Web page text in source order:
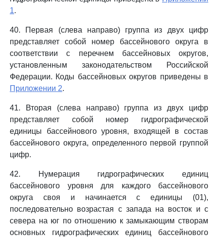
1.
40. Первая (слева направо) группа из двух цифр
представляет собой номер бассейнового округа в
соответствии с перечнем бассейновых округов,
установленным законодательством Российской
Федерации. Коды бассейновых округов приведены в
Приложении 2.
41. Вторая (слева направо) группа из двух цифр
представляет собой номер гидрографической
единицы бассейнового уровня, входящей в состав
бассейнового округа, определенного первой группой
цифр.
42. Нумерация гидрографических единиц
бассейнового уровня для каждого бассейнового
округа своя и начинается с единицы (01),
последовательно возрастая с запада на восток и с
севера на юг по отношению к замыкающим створам
основных гидрографических единиц бассейнового